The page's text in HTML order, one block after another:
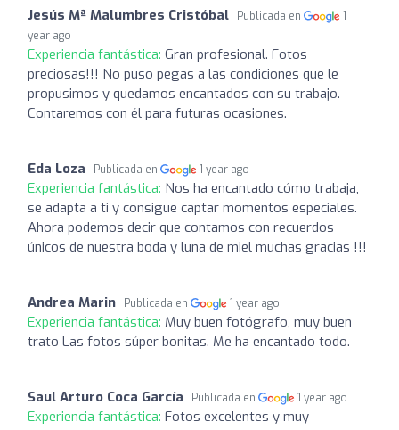
Jesús Mª Malumbres Cristóbal Publicada en
1
year ago
Experiencia fantástica: Gran profesional. Fotos
preciosas!!! No puso pegas a las condiciones que le
propusimos y quedamos encantados con su trabajo.
Contaremos con él para futuras ocasiones.
Eda Loza Publicada en 1 year ago
Experiencia fantástica: Nos ha encantado cómo trabaja,
se adapta a ti y consigue captar momentos especiales.
Ahora podemos decir que contamos con recuerdos
únicos de nuestra boda y luna de miel muchas gracias !!!
Andrea Marin Publicada en 1 year ago
Experiencia fantástica: Muy buen fotógrafo, muy buen
trato Las fotos súper bonitas. Me ha encantado todo.
Saul Arturo Coca García Publicada en 1 year ago
Experiencia fantástica: Fotos excelentes y muy